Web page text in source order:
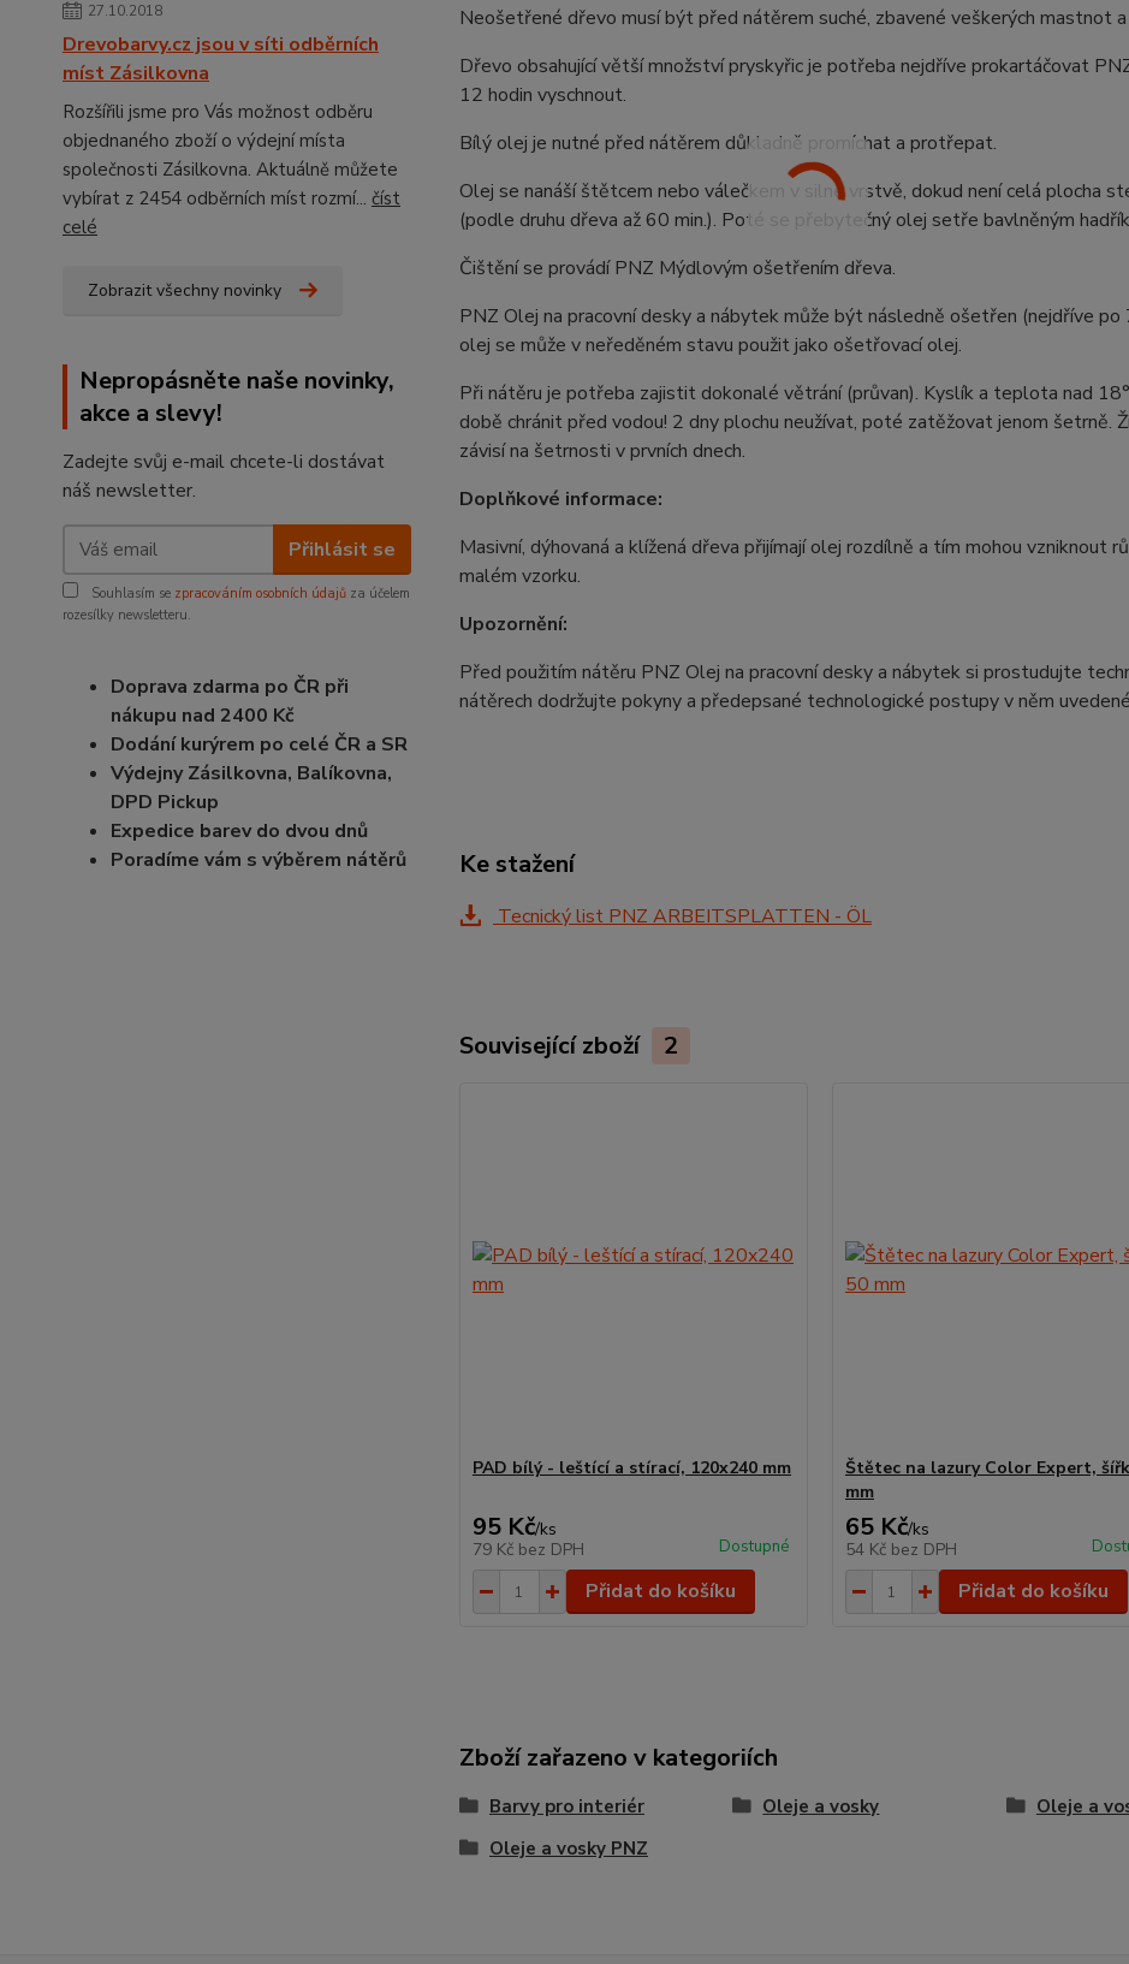
27.10.2018
Drevobarvy.cz jsou v síti odběrních
míst Zásilkovna
Rozšířili jsme pro Vás možnost odběru
objednaného zboží o výdejní místa
společnosti Zásilkovna. Aktuálně můžete
vybírat z 2454 odběrních míst rozmí... číst
celé
Zobrazit všechny novinky
Nepropásněte naše novinky,
akce a slevy!
Zadejte svůj e-mail chcete-li dostávat
náš newsletter.
Přihlásit se
Souhlasím se zpracováním osobních údajů za účelem
rozesílky newsletteru.
Doprava zdarma po ČR při
nákupu nad 2400 Kč
Dodání kurýrem po celé ČR a SR
Výdejny Zásilkovna, Balíkovna,
DPD Pickup
Expedice barev do dvou dnů
Poradíme vám s výběrem nátěrů
Neošetřené dřevo musí být před nátěrem suché, zbavené veškerých mastnot
Dřevo obsahující větší množství pryskyřic je potřeba nejdříve prokartáčovat
12 hodin vyschnout.
Bílý olej je nutné před nátěrem důkladně promíchat a protřepat.
Olej se nanáší štětcem nebo válečkem v silné vrstvě, dokud není celá plocha
(podle druhu dřeva až 60 min.). Poté se přebytečný olej setře bavlněným
Čištění se provádí PNZ Mýdlovým ošetřením dřeva.
PNZ Olej na pracovní desky a nábytek může být následně ošetřen (nejdříve
olej se může v neředěném stavu použit jako ošetřovací olej.
Při nátěru je potřeba zajistit dokonalé větrání (průvan). Kyslík a teplota nad
době chránit před vodou! 2 dny plochu neužívat, poté zatěžovat jenom
závisí na šetrnosti v prvních dnech.
Doplňkové informace:
Masivní, dýhovaná a klížená dřeva přijímají olej rozdílně a tím mohou vzniknout
malém vzorku.
Upozornění:
Před použitím nátěru PNZ Olej na pracovní desky a nábytek si prostudujte
nátěrech dodržujte pokyny a předepsané technologické postupy v něm
Ke stažení
Tecnický list PNZ ARBEITSPLATTEN - ÖL
Související zboží 2
PAD bílý - leštící a stírací, 120x240 mm
95 Kč/ks
79 Kč bez DPH Dostupné
Přidat do košíku
Štětec na lazury Color Expert,
mm
65 Kč/ks
54 Kč bez DPH
Přidat do košíku
Zboží zařazeno v kategoriích
Barvy pro interiér Oleje a vosky Oleje a
Oleje a vosky PNZ